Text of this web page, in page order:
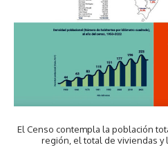
El Censo contempla la población
región, el total de viviendas y